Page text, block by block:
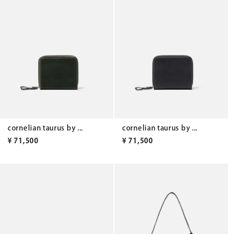
cornelian taurus by ...
¥ 71,500
cornelian taurus by ...
¥ 71,500